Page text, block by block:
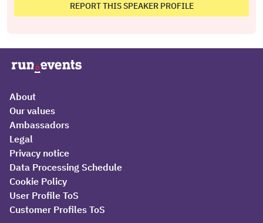
REPORT THIS SPEAKER PROFILE
About
Our values
Ambassadors
Legal
Privacy notice
Data Processing Schedule
Cookie Policy
User Profile ToS
Customer Profiles ToS